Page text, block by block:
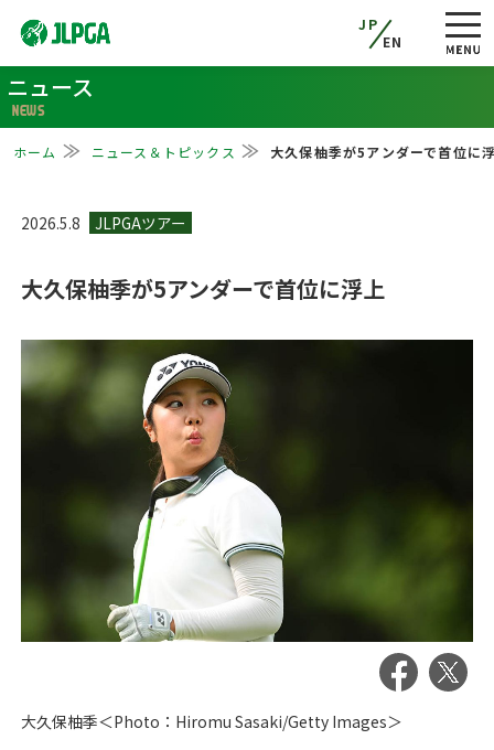
JP
EN
ニュース
NEWS
ホーム ニュース＆トピックス 大久保柚季が5アンダーで首位に
2026.5.8
大久保柚季が5アンダーで首位に浮上
大久保柚季＜Photo：Hiromu Sasaki/Getty Images＞